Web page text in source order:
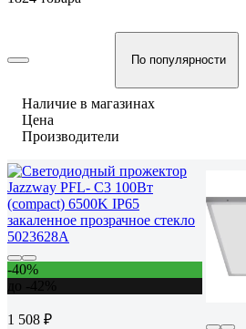
По популярности
Наличие в магазинах
Цена
Производители
-40%
1 508 ₽